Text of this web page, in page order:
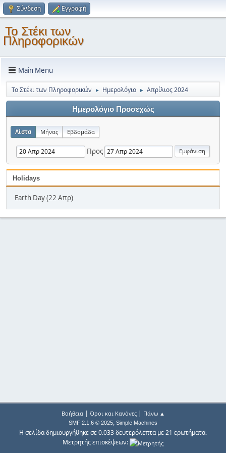
Σύνδεση Εγγραφή
Το Στέκι των
Πληροφορικών
Main Menu
Το Στέκι των Πληροφορικών ► Ημερολόγιο ► Απρίλιος 2024
Ημερολόγιο Προσεχώς
Λίστα Μήνας Εβδομάδα
Προς
Holidays
Earth Day (22 Απρ)
Βοήθεια| Όροι και Κανόνες| Πάνω ▲
SMF 2.1.6 © 2025, Simple Machines
Η σελίδα δημιουργήθηκε σε 0.033 δευτερόλεπτα με 21 ερωτήματα.
Μετρητής επισκέψεων: